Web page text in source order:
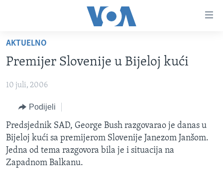
glavni
sadržaj
na
navigaciju
Idi
na
pretragu
FOTOGRAFIJE DANA
VIJESTI
SJEDINJENE AMERIČKE DRŽAVE
BOSNA I HERCEGOVINA
SVIJET
NAUKA I TEHNOLOGIJA
SPECIJALNI PROJEKTI
KORUPCIJA
AKTUELNO
Premijer Slovenije u Bijeloj kući
10 juli, 2006
Podijeli
Predsjednik SAD, George Bush razgovarao je danas u
Bijeloj kući sa premijerom Slovenije Janezom Janšom.
Jedna od tema razgovora bila je i situacija na
Zapadnom Balkanu.